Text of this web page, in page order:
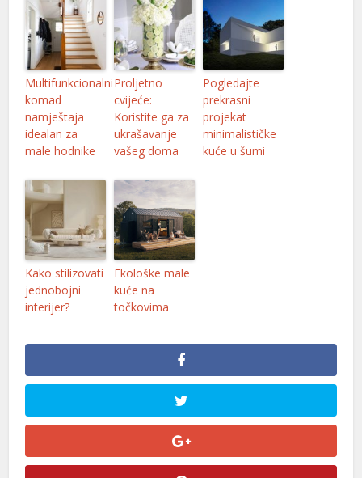
Multifunkcionalni
komad
namještaja
idealan za
male hodnike
Proljetno
cvijeće:
Koristite ga za
ukrašavanje
vašeg doma
Pogledajte
prekrasni
projekat
minimalističke
kuće u šumi
Kako stilizovati
jednobojni
interijer?
Ekološke male
kuće na
točkovima